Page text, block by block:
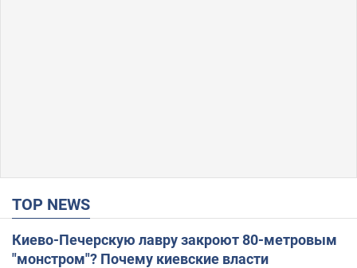
TOP NEWS
Киево-Печерскую лавру закроют 80-метровым
"монстром"? Почему киевские власти